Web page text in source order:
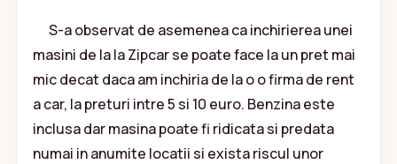
S-a observat de asemenea ca inchirierea unei
masini de la la Zipcar se poate face la un pret mai
mic decat daca am inchiria de la o o firma de rent
a car, la preturi intre 5 si 10 euro. Benzina este
inclusa dar masina poate fi ridicata si predata
numai in anumite locatii si exista riscul unor